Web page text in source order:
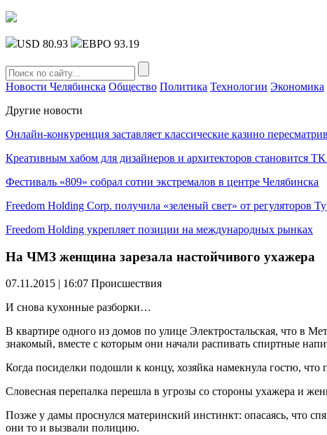
USD 80.93 ЕВРО 93.19
Новости Челябинска Общество Политика Технологии Экономика
Другие новости
Онлайн-конкуренция заставляет классические казино
Креативным хабом для дизайнеров и архитекторов становится
Фестиваль «809» собрал сотни экстремалов в центре Челябинска
Freedom Holding Corp. получила «зеленый свет» от регуляторов
Freedom Holding укрепляет позиции на международных рынках
На ЧМЗ женщина зарезала настойчивого ухажера
07.11.2015 | 16:07 Происшествия
И снова кухонные разборки…
В квартире одного из домов по улице Электростальская, что в
знакомый, вместе с которым они начали распивать спиртные
Когда посиделки подошли к концу, хозяйка намекнула гостю, что
Словесная перепалка перешла в угрозы со стороны ухажера и
Позже у дамы проснулся материнский инстинкт: опасаясь, что
они то и вызвали полицию.